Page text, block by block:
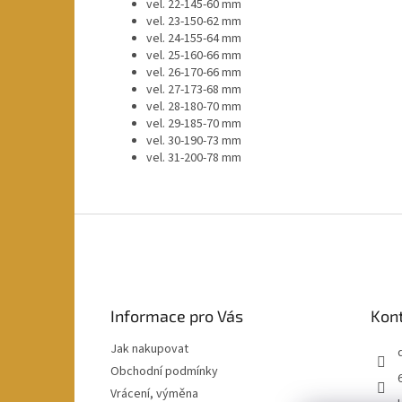
vel. 22-145-60 mm
vel. 23-150-62 mm
vel. 24-155-64 mm
vel. 25-160-66 mm
vel. 26-170-66 mm
vel. 27-173-68 mm
vel. 28-180-70 mm
vel. 29-185-70 mm
vel. 30-190-73 mm
vel. 31-200-78 mm
Informace pro Vás
Jak nakupovat
Obchodní podmínky
Vrácení, výměna